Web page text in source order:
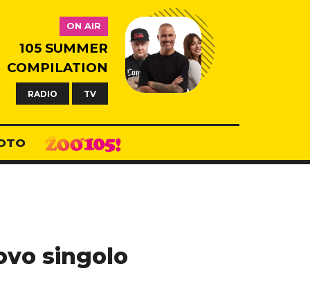
ON AIR
105 SUMMER
COMPILATION
RADIO TV
singolo